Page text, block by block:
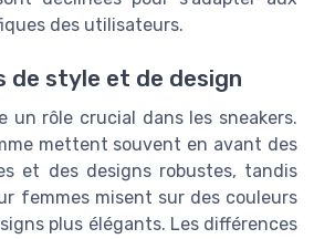
des utilisateurs.
de style et de design
un rôle crucial dans les sneakers.
mettent souvent en avant des
et des designs robustes, tandis
femmes misent sur des couleurs
plus élégants. Les différences